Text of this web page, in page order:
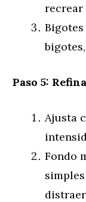
recrear
Paso 5:
Ajusta
Fondo